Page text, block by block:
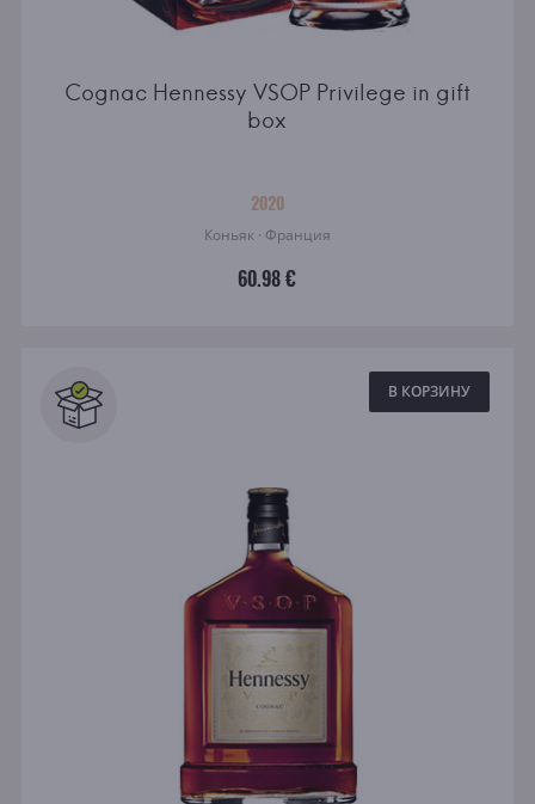
Cognac Hennessy VSOP Privilege in gift
box
2020
Коньяк · Франция
60.98 €
В КОРЗИНУ